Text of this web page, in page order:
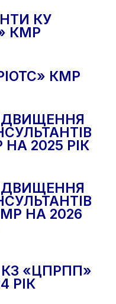
КУ
КМР
» КМР
НА 2025 РІК
НА 2026
КЗ «ЦПРПП»
РІК